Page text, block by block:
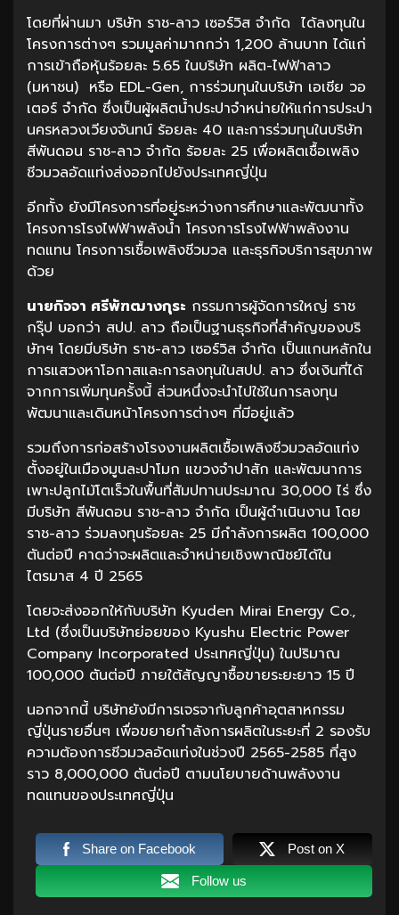
โดยที่ผ่านมา บริษัท ราช-ลาว เซอร์วิส จำกัด ได้ลงทุนใน
โครงการต่างๆ รวมมูลค่ามากกว่า 1,200 ล้านบาท ได้แก่
การเข้าถือหุ้นร้อยละ 5.65 ในบริษัท ผลิต-ไฟฟ้าลาว
(มหาชน) หรือ EDL-Gen, การร่วมทุนในบริษัท เอเชีย วอ
เตอร์ จำกัด ซึ่งเป็นผู้ผลิตน้ำประปาจำหน่ายให้แก่การประปา
นครหลวงเวียงจันทน์ ร้อยละ 40 และการร่วมทุนในบริษัท
สีพันดอน ราช-ลาว จำกัด ร้อยละ 25 เพื่อผลิตเชื้อเพลิง
ชีวมวลอัดแท่งส่งออกไปยังประเทศญี่ปุ่น
อีกทั้ง ยังมีโครงการที่อยู่ระหว่างการศึกษาและพัฒนาทั้ง
โครงการโรงไฟฟ้าพลังน้ำ โครงการโรงไฟฟ้าพลังงาน
ทดแทน โครงการเชื้อเพลิงชีวมวล และธุรกิจบริการสุขภาพ
ด้วย
นายกิจจา ศรีพัฑฒางกุระ กรรมการผู้จัดการใหญ่ ราช
กรุ๊ป บอกว่า สปป. ลาว ถือเป็นฐานธุรกิจที่สำคัญของบริ
ษัทฯ โดยมีบริษัท ราช-ลาว เซอร์วิส จำกัด เป็นแกนหลักใน
การแสวงหาโอกาสและการลงทุนในสปป. ลาว ซึ่งเงินที่ได้
จากการเพิ่มทุนครั้งนี้ ส่วนหนึ่งจะนำไปใช้ในการลงทุน
พัฒนาและเดินหน้าโครงการต่างๆ ที่มีอยู่แล้ว
รวมถึงการก่อสร้างโรงงานผลิตเชื้อเพลิงชีวมวลอัดแท่ง
ตั้งอยู่ในเมืองมูนละปาโมก แขวงจำปาสัก และพัฒนาการ
เพาะปลูกไม้โตเร็วในพื้นที่สัมปทานประมาณ 30,000 ไร่ ซึ่ง
มีบริษัท สีพันดอน ราช-ลาว จำกัด เป็นผู้ดำเนินงาน โดย
ราช-ลาว ร่วมลงทุนร้อยละ 25 มีกำลังการผลิต 100,000
ตันต่อปี คาดว่าจะผลิตและจำหน่ายเชิงพาณิชย์ได้ใน
ไตรมาส 4 ปี 2565
โดยจะส่งออกให้กับบริษัท Kyuden Mirai Energy Co.,
Ltd (ซึ่งเป็นบริษัทย่อยของ Kyushu Electric Power
Company Incorporated ประเทศญี่ปุ่น) ในปริมาณ
100,000 ตันต่อปี ภายใต้สัญญาซื้อขายระยะยาว 15 ปี
นอกจากนี้ บริษัทยังมีการเจรจากับลูกค้าอุตสาหกรรม
ญี่ปุ่นรายอื่นๆ เพื่อขยายกำลังการผลิตในระยะที่ 2 รองรับ
ความต้องการชีวมวลอัดแท่งในช่วงปี 2565-2585 ที่สูง
ราว 8,000,000 ตันต่อปี ตามนโยบายด้านพลังงาน
ทดแทนของประเทศญี่ปุ่น
Share on Facebook Post on X
Follow us